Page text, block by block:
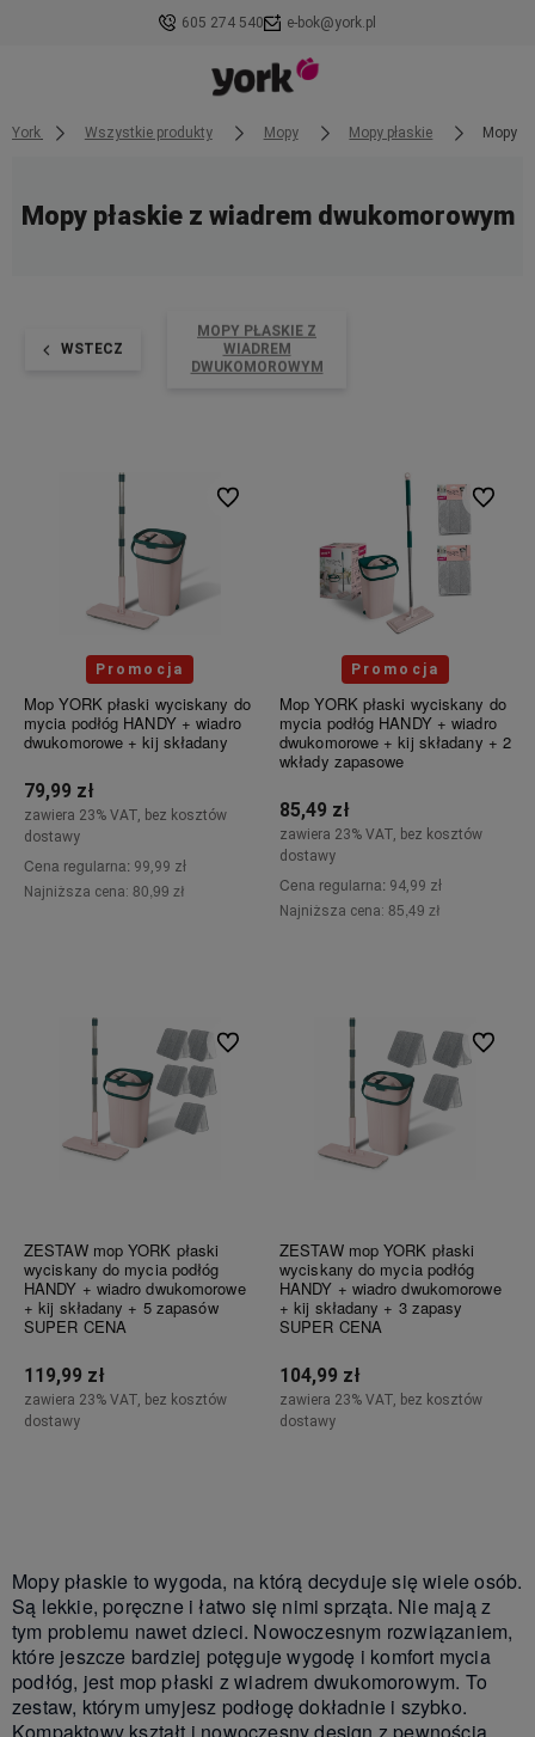
605 274 540 e-bok@york.pl
York Wszystkie produkty Mopy Mopy płaskie Mopy
Mopy płaskie z wiadrem dwukomorowym
WSTECZ
MOPY PŁASKIE Z
WIADREM
DWUKOMOROWYM
Promocja
Mop YORK płaski wyciskany do
mycia podłóg HANDY + wiadro
dwukomorowe + kij składany
79,99 zł
zawiera 23% VAT, bez kosztów
dostawy
Cena regularna: 99,99 zł
Najniższa cena: 80,99 zł
Do ulubionych
Promocja
Mop YORK płaski wyciskany do
mycia podłóg HANDY + wiadro
dwukomorowe + kij składany + 2
wkłady zapasowe
85,49 zł
zawiera 23% VAT, bez kosztów
dostawy
Cena regularna: 94,99 zł
Najniższa cena: 85,49 zł
Do
ZESTAW mop YORK płaski
wyciskany do mycia podłóg
HANDY + wiadro dwukomorowe
+ kij składany + 5 zapasów
SUPER CENA
119,99 zł
zawiera 23% VAT, bez kosztów
dostawy
Do ulubionych
ZESTAW mop YORK płaski
wyciskany do mycia podłóg
HANDY + wiadro dwukomorowe
+ kij składany + 3 zapasy
SUPER CENA
104,99 zł
zawiera 23% VAT, bez kosztów
dostawy
Do
Mopy płaskie to wygoda, na którą decyduje się wiele osób.
Są lekkie, poręczne i łatwo się nimi sprząta. Nie mają z
tym problemu nawet dzieci. Nowoczesnym rozwiązaniem,
które jeszcze bardziej potęguje wygodę i komfort mycia
podłóg, jest mop płaski z wiadrem dwukomorowym. To
zestaw, którym umyjesz podłogę dokładnie i szybko.